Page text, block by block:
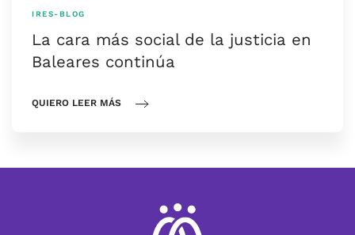
IRES-BLOG
La cara más social de la justicia en
Baleares continúa
QUIERO LEER MÁS